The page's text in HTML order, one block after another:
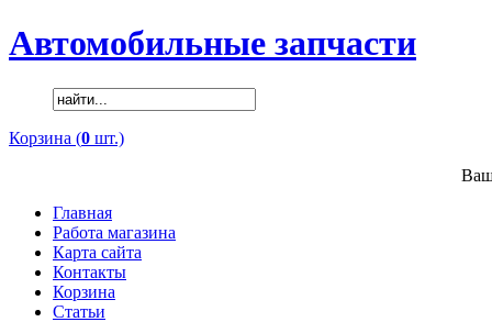
Автомобильные запчасти
Корзина (0 шт.)
Главная
Работа магазина
Карта сайта
Контакты
Корзина
Статьи